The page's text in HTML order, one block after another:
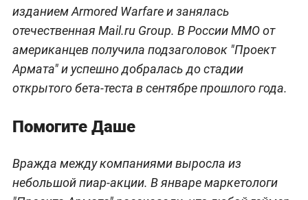
изданием Armored Warfare и занялась
отечественная Mail.ru Group. В России MMO от
американцев получила подзаголовок "Проект
Армата" и успешно добралась до стадии
открытого бета-теста в сентябре прошлого года.
Помогите Даше
Вражда между компаниями выросла из
небольшой пиар-акции. В январе маркетологи